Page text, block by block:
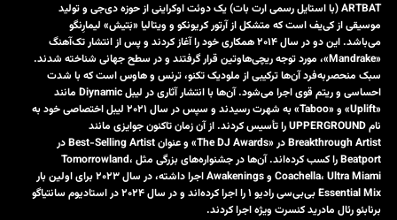
ARTBAT (با استایل رسمی ارت بات) یک دوئت اوکراینی از حوزه دی‌جی و تولید
موسیقی از کی‌یف است که متشکل از آرتور کریونکو و ویتالیا «بَتیش» لیما‌رِنگو
می‌باشد. این دو در سال ۲۰۱۴ همکاری خود را آغاز کردند و پس از انتشار تک‌آهنگ
«Mandrake»، مورد توجه ریچی‌هاوتین قرار گرفتند و در سطح جهانی شناخته شدند.
سبک منحصربه‌فرد آن‌ها ترکیبی از ملودیک تکنو، ترنس و هاوس است که با شدت
احساسی و ریتم قوی اجرا می‌شود. آن‌ها با انتشار آثاری در لیبل Diynamic مانند
«Uplift» و «Taboo» به شهرت رسیدند و سپس در سال ۲۰۲۱ لیبل اختصاصی خود به
نام UPPERGROUND را تأسیس کردند. از آن زمان تاکنون جوایزی مانند
Breakthrough Artist در «The DJ Awards» و عنوان Best-Selling Artist در
Beatport را کسب کرده‌اند. آن‌ها در جشنواره‌های بزرگی مثل Tomorrowland،
Coachella، Ultra Miami و Awakenings اجرا داشته، در سال ۲۰۲۳ برای اولین بار
Essential Mix بی‌بی‌سی رادیو ۱ را اجرا کرده‌اند و در سال ۲۰۲۴ در استادیوم سانتیاگو
برنابئو رئال مادرید کنسرت ویژه اجرا کردند.